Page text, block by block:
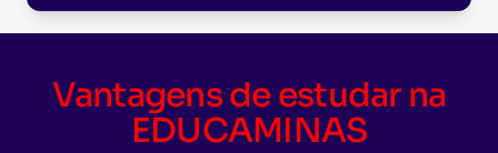
Vantagens de estudar na
EDUCAMINAS